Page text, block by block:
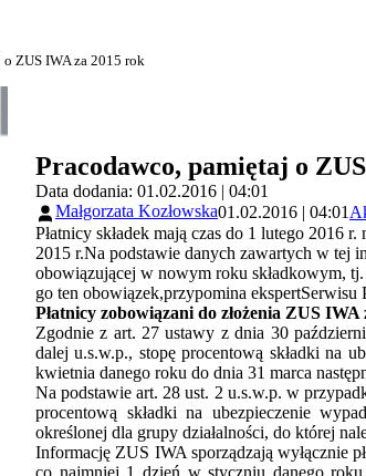
ZUS IWA za 2015 rok
Pracodawco, pamiętaj o
Data dodania: 01.02.2016 | 04:01
Małgorzata Kozłowska01.02.2016 | 04:01
Płatnicy składek mają czas do 1 lutego 2016
2015 r.Na podstawie danych zawartych w tej
obowiązującej w nowym roku składkowym,
go ten obowiązek,przypomina ekspertSerwisu
Płatnicy zobowiązani do złożenia ZUS IWA
Zgodnie z art. 27 ustawy z dnia 30
dalej u.s.w.p., stopę procentową składki na
kwietnia danego roku do dnia 31 marca
Na podstawie art. 28 ust. 2 u.s.w.p. w
procentową składki na ubezpieczenie
określonej dla grupy działalności, do której
Informację ZUS IWA sporządzają wyłącznie
co najmniej 1 dzień w styczniu danego